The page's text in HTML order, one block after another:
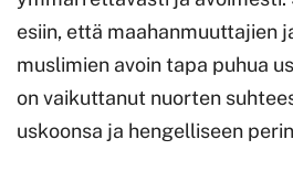
esiin, että maahanmuuttajien
muslimien avoin tapa puhua
on vaikuttanut nuorten
uskoonsa ja hengelliseen